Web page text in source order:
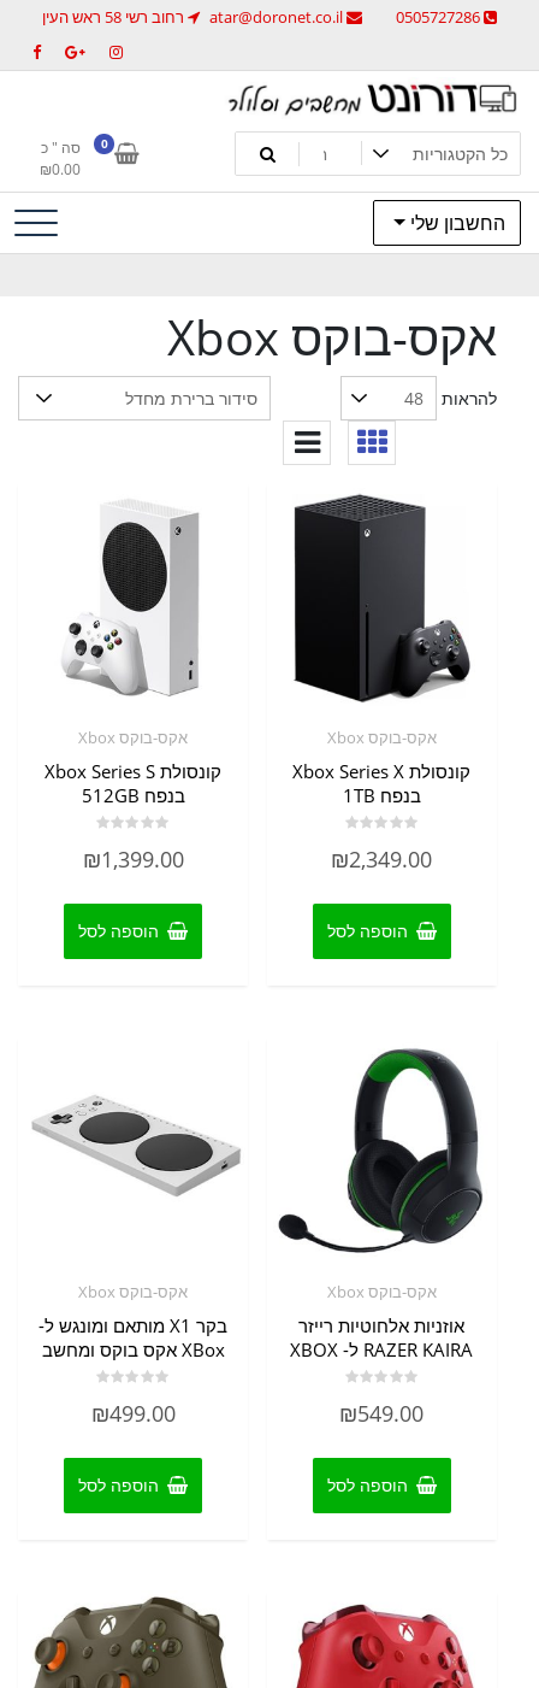
0505727286
atar@doronet.co.il רחוב רשי 58 ראש העין
דורונט מחשבים וסלולר
מחשבים וסלולר 0
סה " כ
₪0.00
החשבון שלי
אקס-בוקס Xbox
להראות
אקס-בוקס Xbox
קונסולת Xbox Series X
בנפח 1TB
0
₪2,349.00
הוספה לסל
אקס-בוקס Xbox
קונסולת Xbox Series S
בנפח 512GB
0
₪1,399.00
הוספה לסל
אקס-בוקס Xbox
אוזניות אלחוטיות רייזר
RAZER KAIRA ל- XBOX
0
₪549.00
הוספה לסל
אקס-בוקס Xbox
בקר X1 מותאם ומונגש ל-
XBox אקס בוקס ומחשב
0
₪499.00
הוספה לסל